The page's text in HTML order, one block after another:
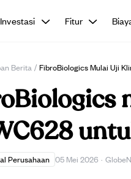
Investasi Fitur
Berita / FibroBiologics Mulai Uji
Perusahaan 05 Mei 2026 ·